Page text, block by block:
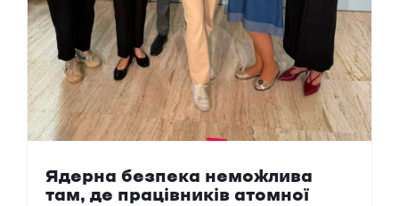
Ядерна безпека неможлива
там, де працівників атомної